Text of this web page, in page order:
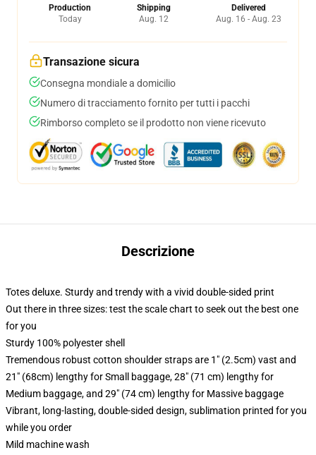
Production
Today
Shipping
Aug. 12
Delivered
Aug. 16 - Aug. 23
Transazione sicura
Consegna mondiale a domicilio
Numero di tracciamento fornito per tutti i pacchi
Rimborso completo se il prodotto non viene ricevuto
Descrizione
Totes deluxe. Sturdy and trendy with a vivid double-sided print
Out there in three sizes: test the scale chart to seek out the best one
for you
Sturdy 100% polyester shell
Tremendous robust cotton shoulder straps are 1" (2.5cm) vast and
21" (68cm) lengthy for Small baggage, 28" (71 cm) lengthy for
Medium baggage, and 29" (74 cm) lengthy for Massive baggage
Vibrant, long-lasting, double-sided design, sublimation printed for you
while you order
Mild machine wash